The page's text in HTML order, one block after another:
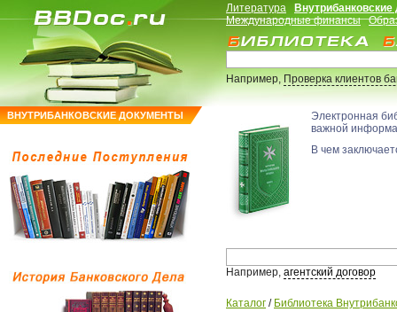
ВНУТРИБАНКОВСКИЕ ДОКУМЕНТЫ
Литература
Международные финансы
Например,Проверка клиентов
Электронная
важной
В чем
Например, агентский договор
Каталог / Библиотека